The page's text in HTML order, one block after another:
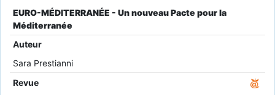
EURO-MÉDITERRANÉE - Un nouveau Pacte pour la
Méditerranée
Auteur
Sara Prestianni
Revue